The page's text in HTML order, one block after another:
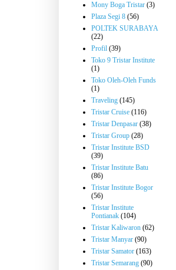
Mony Boga Tristar (3)
Plaza Segi 8 (56)
POLTEK SURABAYA
(22)
Profil (39)
Toko 9 Tristar Institute
(1)
Toko Oleh-Oleh Funds
(1)
Traveling (145)
Tristar Cruise (116)
Tristar Denpasar (38)
Tristar Group (28)
Tristar Institute BSD
(39)
Tristar Institute Batu
(86)
Tristar Institute Bogor
(56)
Tristar Institute
Pontianak (104)
Tristar Kaliwaron (62)
Tristar Manyar (90)
Tristar Samator (163)
Tristar Semarang (90)